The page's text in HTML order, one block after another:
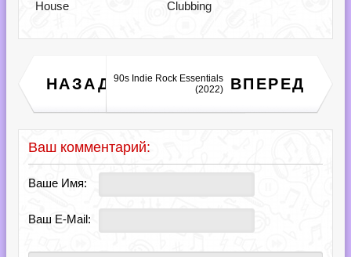
House
Clubbing
НАЗАД
this was 2022 the hits
ВПЕРЕД
90s Indie Rock Essentials
(2022)
Ваш комментарий:
Ваше Имя:
Ваш E-Mail: